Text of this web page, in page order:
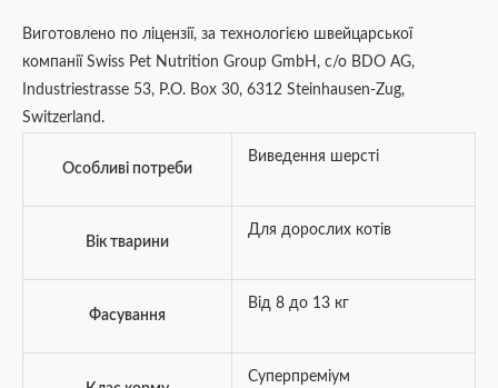
Виготовлено по ліцензії, за технологією швейцарської
компанії Swiss Pet Nutrition Group GmbH, c/o BDO AG,
Industriestrasse 53, P.O. Box 30, 6312 Steinhausen-Zug,
Switzerland.
Особливі потреби
Виведення шерсті
Вік тварини
Для дорослих котів
Фасування
Від 8 до 13 кг
Суперпреміум